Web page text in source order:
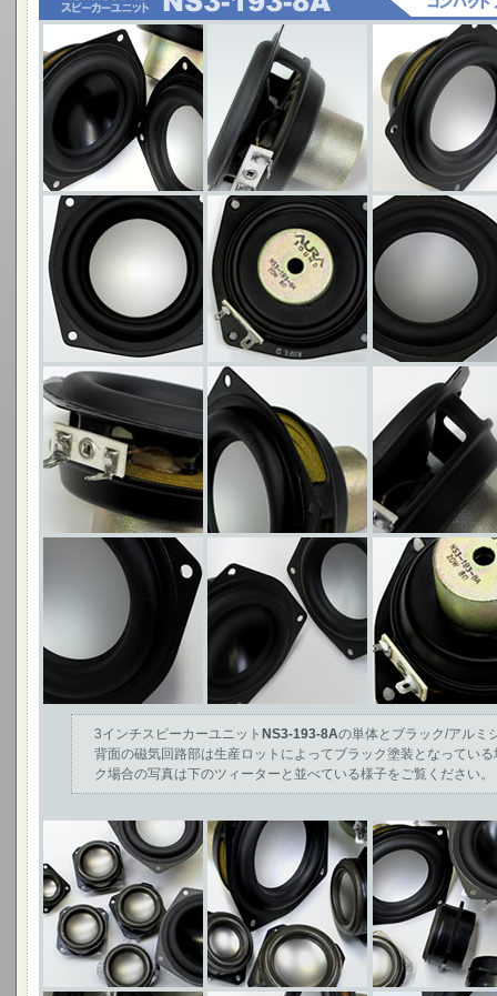
3インチスピーカーユニット NS3-193-8Aの単体とブラック/アルミ
背面の磁気回路部は生産ロットによってブラック塗装となってい
ク場合の写真は下のツィーターと並べている様子をご覧ください。